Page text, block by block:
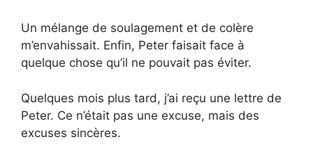
Un mélange de soulagement et de colère
m’envahissait. Enfin, Peter faisait face à
quelque chose qu’il ne pouvait pas éviter.
Quelques mois plus tard, j’ai reçu une lettre de
Peter. Ce n’était pas une excuse, mais des
excuses sincères.